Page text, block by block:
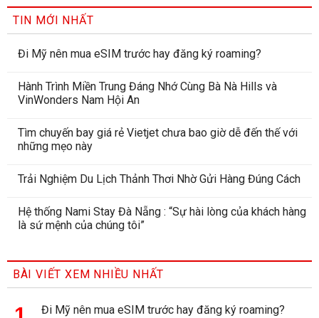
TIN MỚI NHẤT
Đi Mỹ nên mua eSIM trước hay đăng ký roaming?
Hành Trình Miền Trung Đáng Nhớ Cùng Bà Nà Hills và
VinWonders Nam Hội An
Tìm chuyến bay giá rẻ Vietjet chưa bao giờ dễ đến thế với
những mẹo này
Trải Nghiệm Du Lịch Thảnh Thơi Nhờ Gửi Hàng Đúng Cách
Hệ thống Nami Stay Đà Nẵng : “Sự hài lòng của khách hàng
là sứ mệnh của chúng tôi”
BÀI VIẾT XEM NHIỀU NHẤT
Đi Mỹ nên mua eSIM trước hay đăng ký roaming?